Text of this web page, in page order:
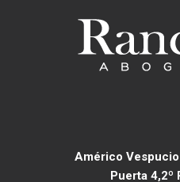
Américo
Puerta 4,2º